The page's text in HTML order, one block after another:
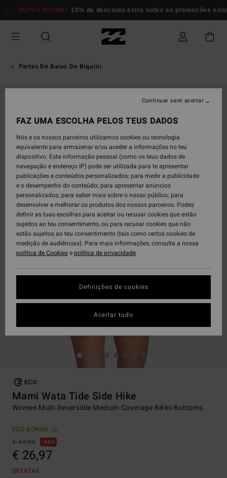
para
informação
DUPLA PROMO 10% de desconto extra sobre as promocôes
Partes De Baixo De Biquíni
ECO
Mami Wata Tide Side Hike
Women Multi Reversible Medium Coverage Bikini Bottoms
ECO-BONUS
€ 49,95
46%
€ 26,97
OFERTAS
FAZ UMA ESCOLHA PELOS TEUS DADOS
Nós e os nossos parceiros utilizamos cookies ou tecnologia
equivalente para armazenar e/ou aceder a informações no teu
dispositivo. Esta informação pessoal (como os teus dados de
navegação e endereço IP) pode ser utilizada para te apresentar
publicações e conteúdos personalizados; para medir a publicidade
e o desempenho do conteúdo; para apresentar anúncios
personalizados; para saber mais sobre o nosso público; para
desenvolver e melhorar os produtos dos nossos parceiros. Podes
definir as tuas escolhas para aceitar ou recusar cookies que estão
sujeitos ao teu consentimento, ou para recusar cookies que não
estão sujeitos ao teu consentimento (tais como certos cookies de
medição de audiências). Para mais informações, consulta a nossa
política de Cookiesepolítica de privacidade
Definições de cookies
Continuar sem aceitar
Aceitar tudo